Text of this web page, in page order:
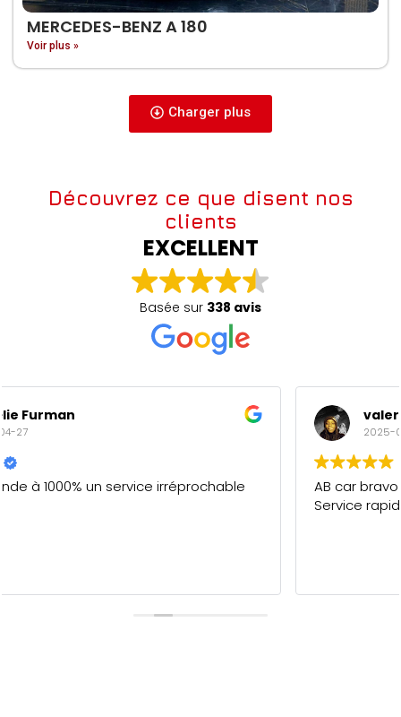
MERCEDES-BENZ A 180
Voir plus »
Charger plus
Découvrez ce que disent nos
clients
EXCELLENT
Basée sur 338 avis
AB car bravo pour votre professionnalisme.